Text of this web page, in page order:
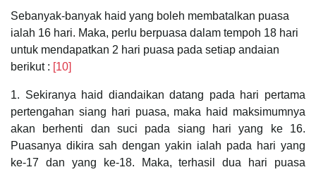
Sebanyak-banyak haid yang boleh membatalkan puasa
ialah 16 hari. Maka, perlu berpuasa dalam tempoh 18 hari
untuk mendapatkan 2 hari puasa pada setiap andaian
berikut : [10]
1. Sekiranya haid diandaikan datang pada hari pertama
pertengahan siang hari puasa, maka haid maksimumnya
akan berhenti dan suci pada siang hari yang ke 16.
Puasanya dikira sah dengan yakin ialah pada hari yang
ke-17 dan yang ke-18. Maka, terhasil dua hari puasa